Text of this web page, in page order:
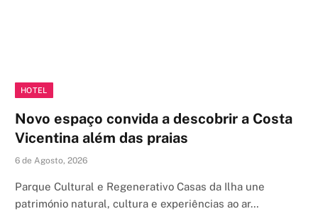
HOTEL
Novo espaço convida a descobrir a Costa
Vicentina além das praias
6 de Agosto, 2026
Parque Cultural e Regenerativo Casas da Ilha une
património natural, cultura e experiências ao ar…